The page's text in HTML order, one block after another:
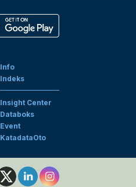
Info
Indeks
Insight Center
Databoks
Event
KatadataOto